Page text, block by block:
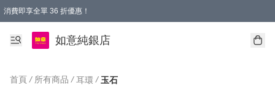
消費即享全單 36 折優惠！
購物满$50，全國包郵。Free shopping on orders over $50.
如意純銀店
首頁 / 所有商品 / 耳環 / 玉石